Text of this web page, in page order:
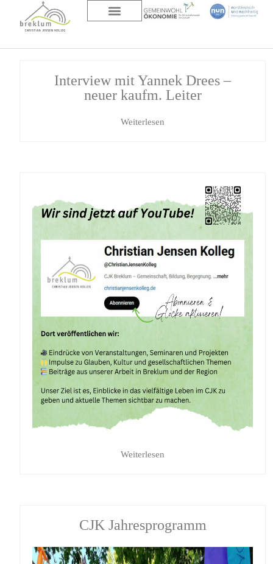
Interview mit Yannek Drees –
neuer kaufm. Leiter
Weiterlesen
Weiterlesen
CJK Jahresprogramm